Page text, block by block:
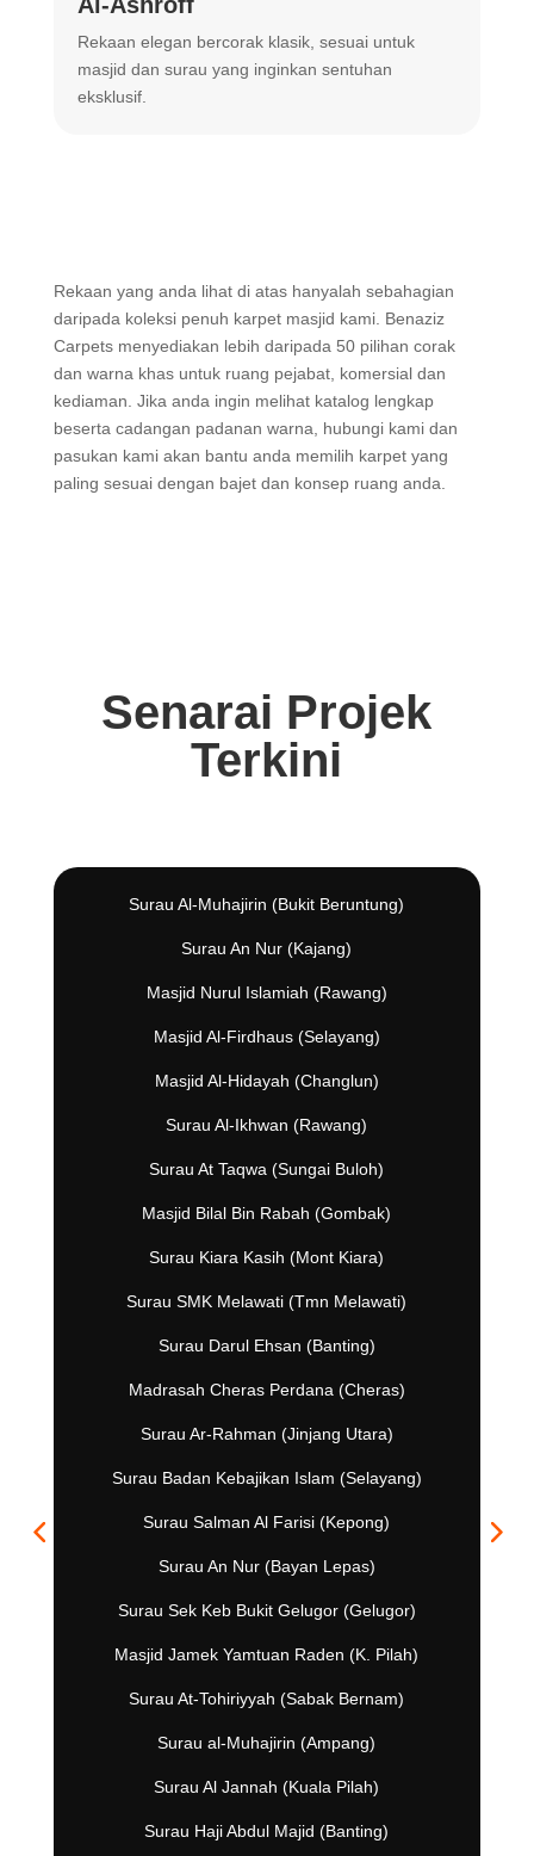
Rekaan elegan bercorak klasik, sesuai untuk
masjid dan surau yang inginkan sentuhan
eksklusif.
Rekaan yang anda lihat di atas hanyalah sebahagian
daripada koleksi penuh karpet masjid kami. Benaziz
Carpets menyediakan lebih daripada 50 pilihan corak
dan warna khas untuk ruang pejabat, komersial dan
kediaman. Jika anda ingin melihat katalog lengkap
beserta cadangan padanan warna, hubungi kami dan
pasukan kami akan bantu anda memilih karpet yang
paling sesuai dengan bajet dan konsep ruang anda.
Senarai Projek
Terkini
Surau Al-Muhajirin (Bukit Beruntung)
Surau An Nur (Kajang)
Masjid Nurul Islamiah (Rawang)
Masjid Al-Firdhaus (Selayang)
Masjid Al-Hidayah (Changlun)
Surau Al-Ikhwan (Rawang)
Surau At Taqwa (Sungai Buloh)
Masjid Bilal Bin Rabah (Gombak)
Surau Kiara Kasih (Mont Kiara)
Surau SMK Melawati (Tmn Melawati)
Surau Darul Ehsan (Banting)
Madrasah Cheras Perdana (Cheras)
Surau Ar-Rahman (Jinjang Utara)
Surau Badan Kebajikan Islam (Selayang)
Surau Salman Al Farisi (Kepong)
Surau An Nur (Bayan Lepas)
Surau Sek Keb Bukit Gelugor (Gelugor)
Masjid Jamek Yamtuan Raden (K. Pilah)
Surau At-Tohiriyyah (Sabak Bernam)
Surau al-Muhajirin (Ampang)
Surau Al Jannah (Kuala Pilah)
Surau Haji Abdul Majid (Banting)